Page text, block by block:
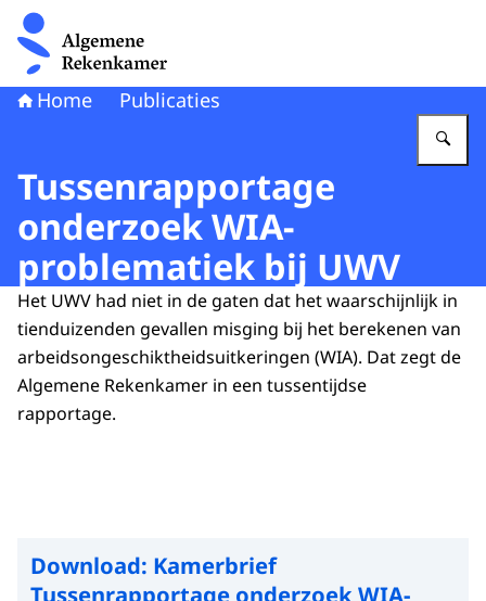
Naar de homepage van Algemene Rekenkamer
Home Publicaties
Tussenrapportage
onderzoek WIA-
problematiek bij UWV
Het UWV had niet in de gaten dat het waarschijnlijk in
tienduizenden gevallen misging bij het berekenen van
arbeidsongeschiktheidsuitkeringen (WIA). Dat zegt de
Algemene Rekenkamer in een tussentijdse
rapportage.
Download: Kamerbrief
Tussenrapportage onderzoek WIA-